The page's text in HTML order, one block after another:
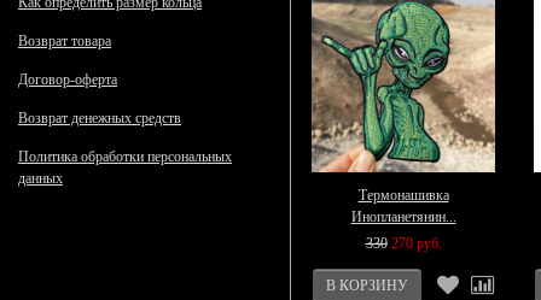
Возврат товара
Договор-оферта
Возврат денежных средств
Политика обработки персональных
данных
Термонашивка
Инопланетянин...
330 270 руб.